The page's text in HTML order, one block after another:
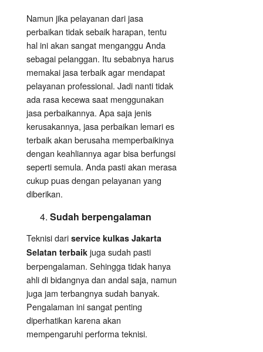
Namun jika pelayanan dari jasa
perbaikan tidak sebaik harapan, tentu
hal ini akan sangat menganggu Anda
sebagai pelanggan. Itu sebabnya harus
memakai jasa terbaik agar mendapat
pelayanan professional. Jadi nanti tidak
ada rasa kecewa saat menggunakan
jasa perbaikannya. Apa saja jenis
kerusakannya, jasa perbaikan lemari es
terbaik akan berusaha memperbaikinya
dengan keahliannya agar bisa berfungsi
seperti semula. Anda pasti akan merasa
cukup puas dengan pelayanan yang
diberikan.
Sudah berpengalaman
Teknisi dari service kulkas Jakarta
Selatan terbaik juga sudah pasti
berpengalaman. Sehingga tidak hanya
ahli di bidangnya dan andal saja, namun
juga jam terbangnya sudah banyak.
Pengalaman ini sangat penting
diperhatikan karena akan
mempengaruhi performa teknisi.